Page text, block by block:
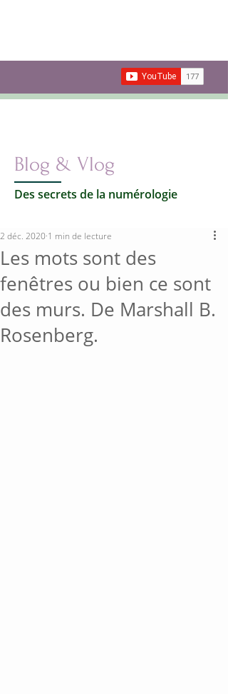
Les mots sont des
fenêtres ou bien ce sont
des murs. De Marshall B.
Rosenberg.
2 déc. 2020 1 min de lecture
Blog & Vlog
Des secrets de la numérologie